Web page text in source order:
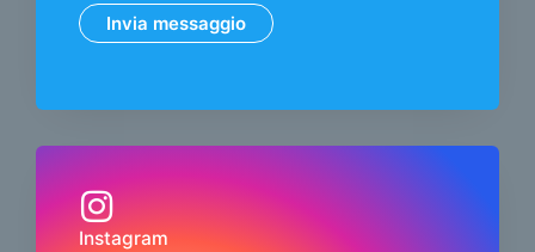
Invia messaggio
Instagram